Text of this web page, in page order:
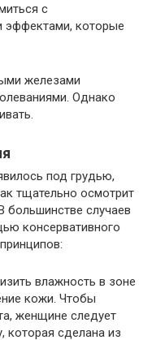
с
эффектами, которые
железами
Однако
под грудью,
тщательно осмотрит
большинстве случаев
консервативного
влажность в зоне
кожи. Чтобы
женщине следует
сделана из